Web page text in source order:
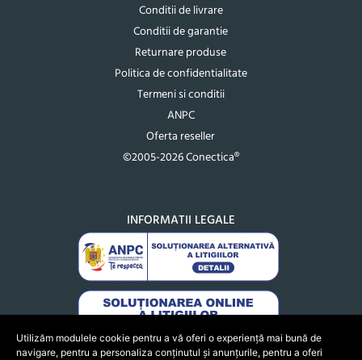
Conditii de livrare
Conditii de garantie
Returnare produse
Politica de confidentialitate
Termeni si conditii
ANPC
Oferta reseller
©2005-2026 Conectica®
INFORMATII LEGALE
Utilizăm modulele cookie pentru a vă oferi o experiență mai bună de
navigare, pentru a personaliza conținutul și anunțurile, pentru a oferi